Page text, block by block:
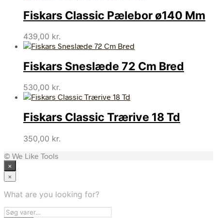
var:
32,50 kr..
er:
26,67 kr..
Fiskars Classic Pælebor ø140 Mm
439,00 kr.
Fiskars Sneslæde 72 Cm Bred
530,00 kr.
Fiskars Classic Trærive 18 Td
350,00 kr.
© We Like Tools
×
×
What are you looking for?